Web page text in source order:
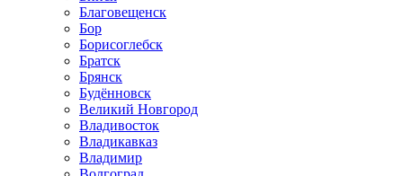
Благовещенск
Бор
Борисоглебск
Братск
Брянск
Будённовск
Великий Новгород
Владивосток
Владикавказ
Владимир